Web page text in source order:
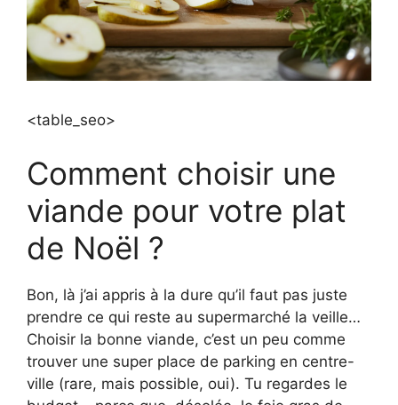
<table_seo>
Comment choisir une
viande pour votre plat
de Noël ?
Bon, là j’ai appris à la dure qu’il faut pas juste
prendre ce qui reste au supermarché la veille…
Choisir la bonne viande, c’est un peu comme
trouver une super place de parking en centre-
ville (rare, mais possible, oui). Tu regardes le